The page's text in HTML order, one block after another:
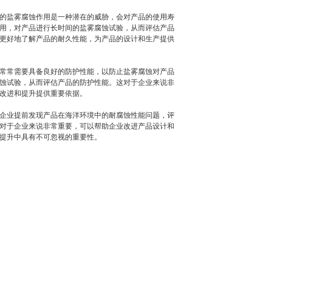
盐雾腐蚀作用是一种潜在的威胁，会对产品的使用寿
，对产品进行长时间的盐雾腐蚀试验，从而评估产品
好地了解产品的耐久性能，为产品的设计和生产提供
常需要具备良好的防护性能，以防止盐雾腐蚀对产品
试验，从而评估产品的防护性能。这对于企业来说非
进和提升提供重要依据。
业提前发现产品在海洋环境中的耐腐蚀性能问题，评
于企业来说非常重要，可以帮助企业改进产品设计和
升中具有不可忽视的重要性。